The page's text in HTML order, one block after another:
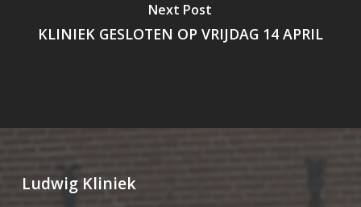
Next Post
KLINIEK GESLOTEN OP VRIJDAG 14 APRIL
Ludwig Kliniek